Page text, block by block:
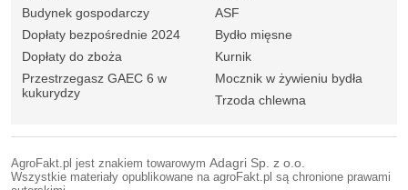
Budynek gospodarczy
Dopłaty bezpośrednie 2024
Dopłaty do zboża
Przestrzegasz GAEC 6 w
kukurydzy
ASF
Bydło mięsne
Kurnik
Mocznik w żywieniu bydła
Trzoda chlewna
AgroFakt.pl jest znakiem towarowym Adagri Sp. z o.o.
Wszystkie materiały opublikowane na agroFakt.pl są chronione prawami